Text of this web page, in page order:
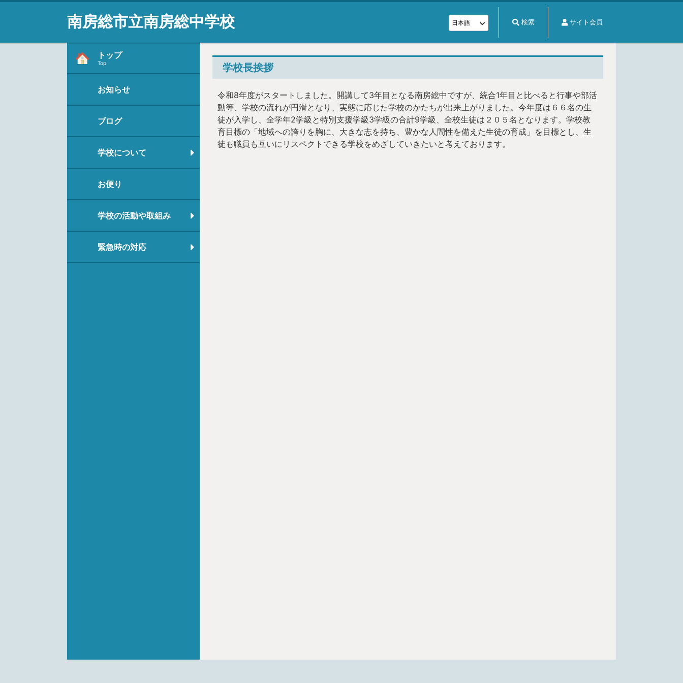
南房総市立南房総中学校 検索 サイト会員
トップ
Top
お知らせ
ブログ
学校について
お便り
学校の活動や取組み
緊急時の対応
学校長挨拶
令和8年度がスタートしました。開講して3年目となる南房総中ですが、統合1年目と比べると行事や部活
動等、学校の流れが円滑となり、実態に応じた学校のかたちが出来上がりました。今年度は６６名の生
徒が入学し、全学年2学級と特別支援学級3学級の合計9学級、全校生徒は２０５名となります。学校教
育目標の「地域への誇りを胸に、大きな志を持ち、豊かな人間性を備えた生徒の育成」を目標とし、生
徒も職員も互いにリスペクトできる学校をめざしていきたいと考えております。